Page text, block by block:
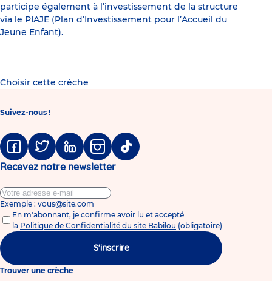
participe également à l’investissement de la structure
via le PIAJE (Plan d’Investissement pour l’Accueil du
Jeune Enfant).
Choisir cette crèche
Suivez-nous !
FacebookTwitter LinkedinInstagramTiktok
Recevez notre newsletter
Exemple : vous@site.com
En m'abonnant, je confirme avoir lu et accepté
la Politique de Confidentialité du site Babilou (obligatoire)
S'inscrire
Trouver une crèche